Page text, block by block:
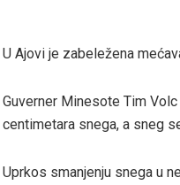
U Ajovi je zabeležena
Guverner Minesote Tim
centimetara snega, a sneg
Uprkos smanjenju snega u